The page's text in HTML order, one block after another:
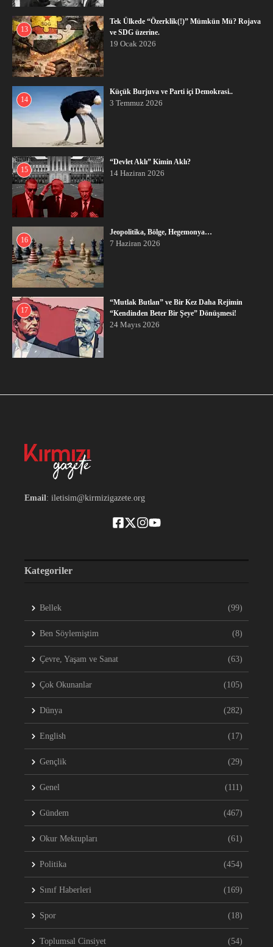
13
Tek Ülkede “Özerklik(!)” Mümkün Mü? Rojava
ve SDG üzerine.
19 Ocak 2026
14
Küçük Burjuva ve Parti içi Demokrasi..
3 Temmuz 2026
15
“Devlet Aklı” Kimin Aklı?
14 Haziran 2026
16
Jeopolitika, Bölge, Hegemonya…
7 Haziran 2026
17
“Mutlak Butlan” ve Bir Kez Daha Rejimin
“Kendinden Beter Bir Şeye” Dönüşmesi!
24 Mayıs 2026
Email: iletisim@kirmizigazete.org
Kategoriler
Bellek (99)
Ben Söylemiştim (8)
Çevre, Yaşam ve Sanat (63)
Çok Okunanlar (105)
Dünya (282)
English (17)
Gençlik (29)
Genel (111)
Gündem (467)
Okur Mektupları (61)
Politika (454)
Sınıf Haberleri (169)
Spor (18)
Toplumsal Cinsiyet (54)